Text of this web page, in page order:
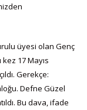
üyesi olan Genç
kez 17 Mayıs
Gerekçe:
Defne Güzel
Bu dava, ifade